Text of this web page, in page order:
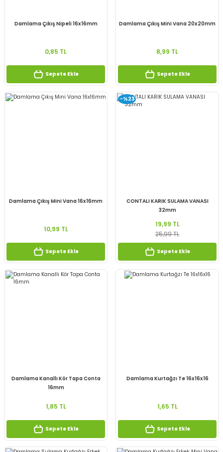
Damlama Çıkış Nipeli 16x16mm
0,85 TL
Sepete Ekle
Damlama Çıkış Mini Vana 20x20mm
8,99 TL
Sepete Ekle
Damlama Çıkış Mini Vana 16x16mm
10,99 TL
Sepete Ekle
-%23
CONTALI KARIK SULAMA VANASI
32mm
19,99 TL
25,99 TL
Sepete Ekle
Damlama Kanallı Kör Tapa Conta
16mm
1,85 TL
Sepete Ekle
Damlama Kurtağzı Te 16x16x16
1,65 TL
Sepete Ekle